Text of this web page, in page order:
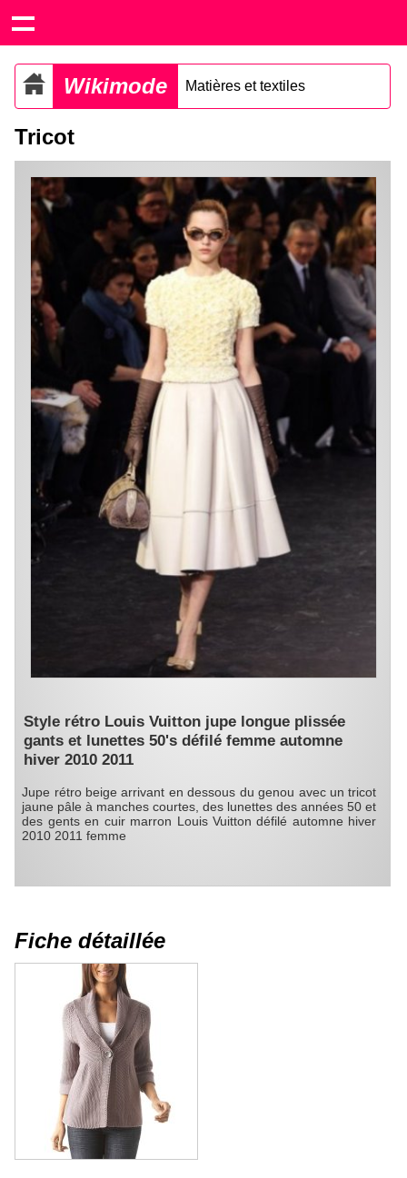
Wikimode Matières et textiles
Tricot
Style rétro Louis Vuitton jupe longue plissée
gants et lunettes 50's défilé femme automne
hiver 2010 2011
Jupe rétro beige arrivant en dessous du genou avec un tricot
jaune pâle à manches courtes, des lunettes des années 50 et
des gents en cuir marron Louis Vuitton défilé automne hiver
2010 2011 femme
Fiche détaillée